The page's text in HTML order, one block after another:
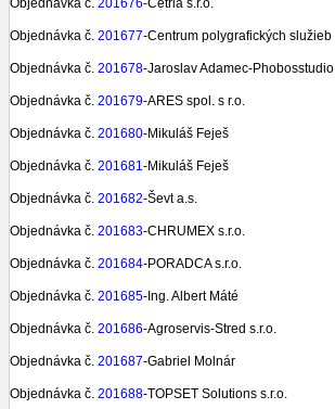
Objednávka č. 201676-Cetria s.r.o.
Objednávka č. 201677-Centrum polygrafických služieb
Objednávka č. 201678-Jaroslav Adamec-Phobosstudio
Objednávka č. 201679-ARES spol. s r.o.
Objednávka č. 201680-Mikuláš Feješ
Objednávka č. 201681-Mikuláš Feješ
Objednávka č. 201682-Ševt a.s.
Objednávka č. 201683-CHRUMEX s.r.o.
Objednávka č. 201684-PORADCA s.r.o.
Objednávka č. 201685-Ing. Albert Máté
Objednávka č. 201686-Agroservis-Stred s.r.o.
Objednávka č. 201687-Gabriel Molnár
Objednávka č. 201688-TOPSET Solutions s.r.o.